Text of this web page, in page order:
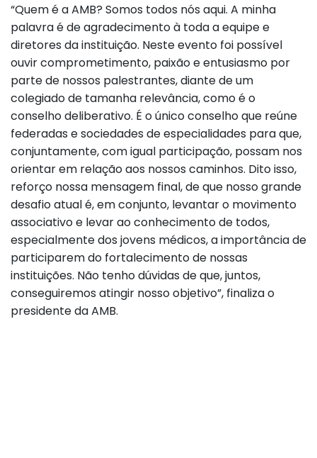
“Quem é a AMB? Somos todos nós aqui. A minha
palavra é de agradecimento à toda a equipe e
diretores da instituição. Neste evento foi possível
ouvir comprometimento, paixão e entusiasmo por
parte de nossos palestrantes, diante de um
colegiado de tamanha relevância, como é o
conselho deliberativo. É o único conselho que reúne
federadas e sociedades de especialidades para que,
conjuntamente, com igual participação, possam nos
orientar em relação aos nossos caminhos. Dito isso,
reforço nossa mensagem final, de que nosso grande
desafio atual é, em conjunto, levantar o movimento
associativo e levar ao conhecimento de todos,
especialmente dos jovens médicos, a importância de
participarem do fortalecimento de nossas
instituições. Não tenho dúvidas de que, juntos,
conseguiremos atingir nosso objetivo”, finaliza o
presidente da AMB.